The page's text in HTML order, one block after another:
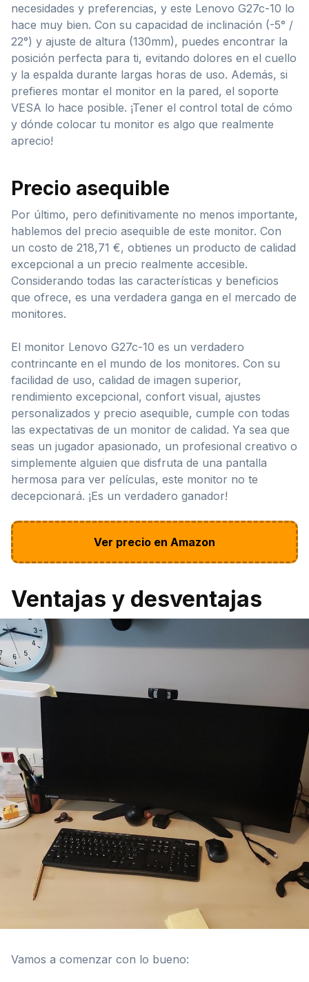
necesidades y preferencias, y este Lenovo G27c-10 lo
hace muy bien. Con su capacidad de inclinación (-5° /
22°) y ajuste de altura (130mm), puedes encontrar la
posición perfecta para ti, evitando dolores en el cuello
y la espalda durante largas horas de uso. Además, si
prefieres montar el monitor en la pared, el soporte
VESA lo hace posible. ¡Tener el control total de cómo
y dónde colocar tu monitor es algo que realmente
aprecio!
Precio asequible
Por último, pero definitivamente no menos importante,
hablemos del precio asequible de este monitor. Con
un costo de 218,71 €, obtienes un producto de calidad
excepcional a un precio realmente accesible.
Considerando todas las características y beneficios
que ofrece, es una verdadera ganga en el mercado de
monitores.
El monitor Lenovo G27c-10 es un verdadero
contrincante en el mundo de los monitores. Con su
facilidad de uso, calidad de imagen superior,
rendimiento excepcional, confort visual, ajustes
personalizados y precio asequible, cumple con todas
las expectativas de un monitor de calidad. Ya sea que
seas un jugador apasionado, un profesional creativo o
simplemente alguien que disfruta de una pantalla
hermosa para ver películas, este monitor no te
decepcionará. ¡Es un verdadero ganador!
Ver precio en Amazon
Ventajas y desventajas
Vamos a comenzar con lo bueno: